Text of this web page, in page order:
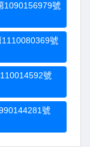
1090156979號
號
號
號